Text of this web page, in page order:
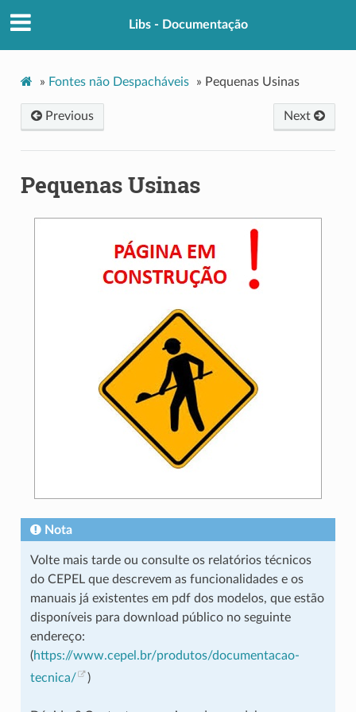
Libs - Documentação
» Fontes não Despacháveis » Pequenas Usinas
Next
Previous
Pequenas Usinas
Nota
Volte mais tarde ou consulte os relatórios técnicos
do CEPEL que descrevem as funcionalidades e os
manuais já existentes em pdf dos modelos, que estão
disponíveis para download público no seguinte
endereço:
(https://www.cepel.br/produtos/documentacao-
tecnica/
)